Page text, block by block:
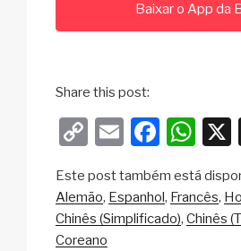
Baixar o App da
Share this post:
C
p
y
E
ail
F
c
e
W
at
s
Este post também está
Alemão Espanhol Francês
Chinês (Simplificado) Chinês
Coreano